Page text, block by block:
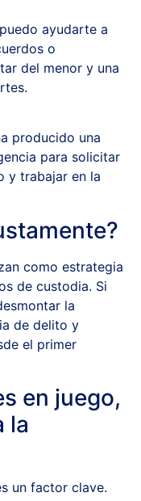
ayudarte a
o
del menor y una
producido una
para solicitar
y trabajar en la
como estrategia
de custodia. Si
la
de delito y
el primer
en juego,
la
un factor clave.